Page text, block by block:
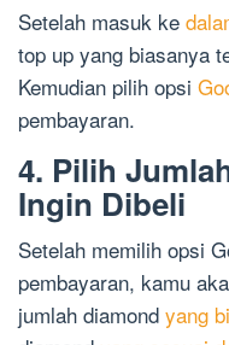
Setelah masuk ke
top up yang biasanya
Kemudian pilih opsi
pembayaran.
4. Pilih
Ingin Dibeli
Setelah memilih opsi
pembayaran, kamu
jumlah diamond yang